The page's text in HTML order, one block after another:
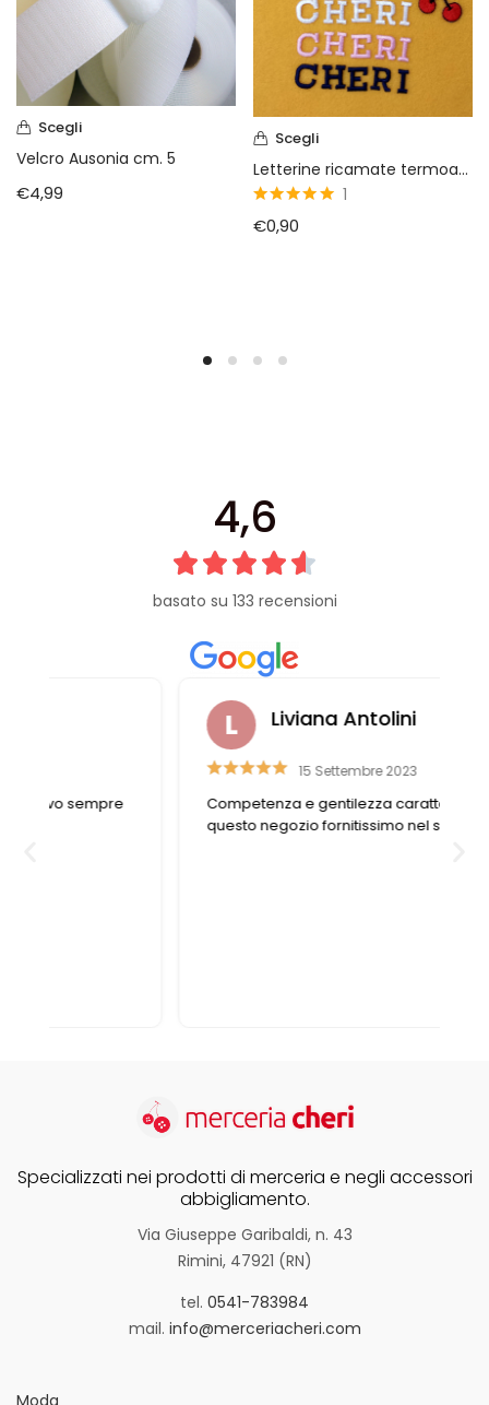
Scegli
Velcro Ausonia cm. 5
€4,99
Scegli
Letterine ricamate termoadesive
1
€0,90
4,6
basato su 133 recensioni
Liviana Antolini
15 Settembre 2023
Competenza e gentilezza caratterizzano
questo negozio fornitissimo nel suo genere.
Specializzati nei prodotti di merceria e negli accessori
abbigliamento.
Via Giuseppe Garibaldi, n. 43
Rimini, 47921 (RN)
tel. 0541-783984
mail. info@merceriacheri.com
Moda